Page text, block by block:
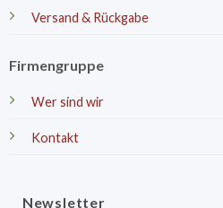
Versand & Rückgabe
Firmengruppe
Wer sind wir
Kontakt
Newsletter